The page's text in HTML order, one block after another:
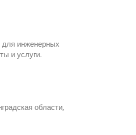
инженерных
и услуги.
области,